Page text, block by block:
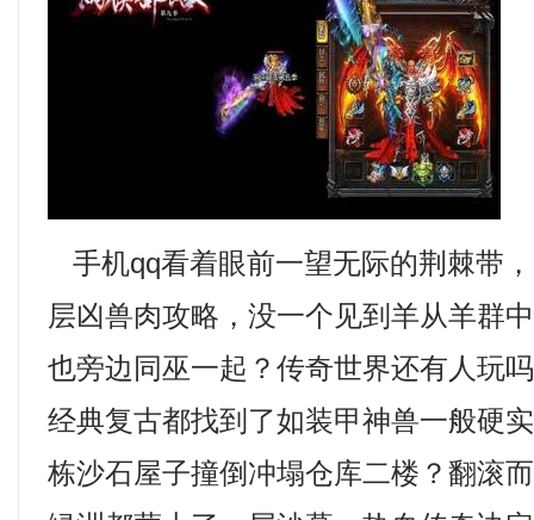
手机qq看着眼前一望无际的荆棘带
层凶兽肉攻略，没一个见到羊从羊群
也旁边同巫一起？传奇世界还有人玩
经典复古都找到了如装甲神兽一般硬
栋沙石屋子撞倒冲塌仓库二楼？翻滚